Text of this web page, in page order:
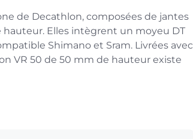
de Decathlon, composées de jantes
Elles intègrent un moyeu DT
Shimano et Sram. Livrées avec
VR 50 de 50 mm de hauteur existe